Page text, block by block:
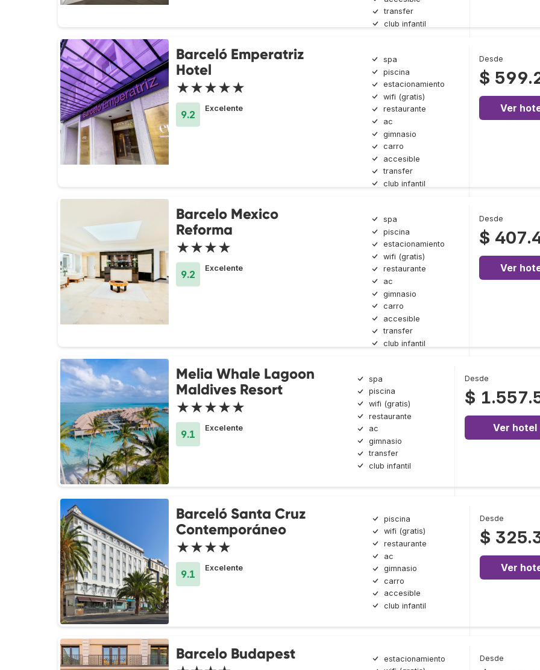
transfer
club infantil
Barceló Emperatriz
Hotel
★★★★★
9.2
Excelente
spa
piscina
estacionamiento
wifi (gratis)
restaurante
ac
gimnasio
carro
accesible
transfer
club infantil
Desde
$
Ver
Barcelo Mexico
Reforma
★★★★
9.2
Excelente
spa
piscina
estacionamiento
wifi (gratis)
restaurante
ac
gimnasio
carro
accesible
transfer
club infantil
Desde
$
Ver
Melia Whale Lagoon
Maldives Resort
★★★★★
9.1
Excelente
spa
piscina
wifi (gratis)
restaurante
ac
gimnasio
transfer
club infantil
Desde
$
Ver hotel
Barceló Santa Cruz
Contemporáneo
★★★★
9.1
Excelente
piscina
wifi (gratis)
restaurante
ac
gimnasio
carro
accesible
club infantil
Desde
$
Ver
Barcelo Budapest
estacionamiento
Desde